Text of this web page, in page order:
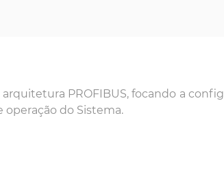
PROFIBUS, focando a
do Sistema.